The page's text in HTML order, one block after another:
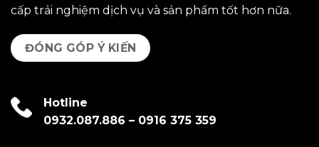
cấp trải nghiệm dịch vụ và sản phẩm tốt hơn nữa.
ĐÓNG GÓP Ý KIẾN
Hotline
0932.087.886 – 0916 375 359